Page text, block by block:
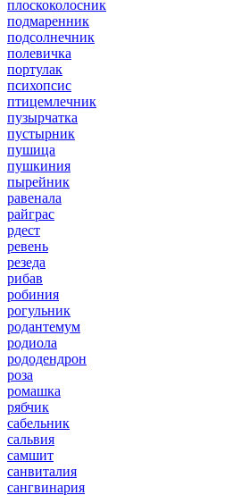
плоскоколосник
подмаренник
подсолнечник
полевичка
портулак
психопсис
птицемлечник
пузырчатка
пустырник
пушица
пушкиния
пырейник
равенала
райграс
рдест
ревень
резеда
рибав
робиния
рогульник
родантемум
родиола
рододендрон
роза
ромашка
рябчик
сабельник
сальвия
самшит
санвиталия
сангвинария